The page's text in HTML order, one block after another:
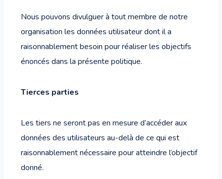
Nous pouvons divulguer à tout membre de notre
organisation les données utilisateur dont il a
raisonnablement besoin pour réaliser les objectifs
énoncés dans la présente politique.
Tierces parties
Les tiers ne seront pas en mesure d’accéder aux
données des utilisateurs au-delà de ce qui est
raisonnablement nécessaire pour atteindre l’objectif
donné.